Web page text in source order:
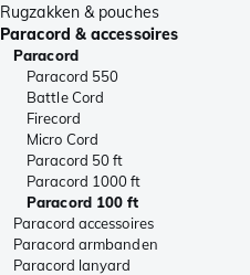
Rugzakken & pouches
Paracord & accessoires
Paracord
Paracord 550
Battle Cord
Firecord
Micro Cord
Paracord 50 ft
Paracord 1000 ft
Paracord 100 ft
Paracord accessoires
Paracord armbanden
Paracord lanyard